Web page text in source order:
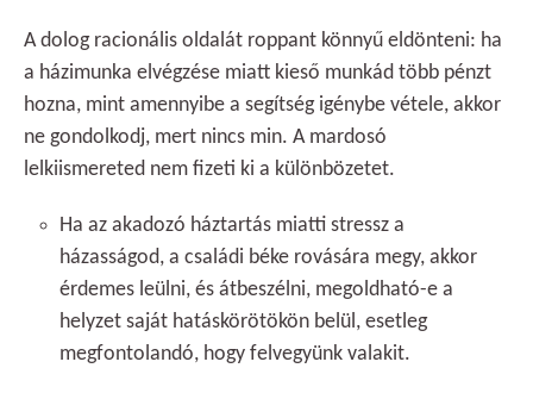
A dolog racionális oldalát roppant könnyű eldönteni: ha
a házimunka elvégzése miatt kieső munkád több pénzt
hozna, mint amennyibe a segítség igénybe vétele, akkor
ne gondolkodj, mert nincs min. A mardosó
lelkiismereted nem fizeti ki a különbözetet.
Ha az akadozó háztartás miatti stressz a
házasságod, a családi béke rovására megy, akkor
érdemes leülni, és átbeszélni, megoldható-e a
helyzet saját hatáskörötökön belül, esetleg
megfontolandó, hogy felvegyünk valakit.